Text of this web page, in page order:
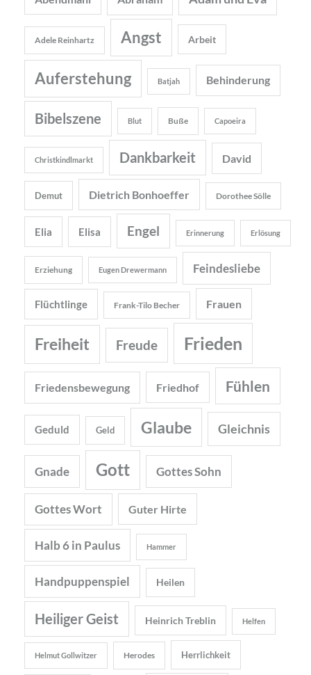
Adele Reinhartz Angst Arbeit
Auferstehung Batjah Behinderung
Bibelszene Blut Buße Capoeira
Christkindlmarkt Dankbarkeit David
Demut Dietrich Bonhoeffer Dorothee Sölle
Elia Elisa Engel Erinnerung Erlösung
Erziehung Eugen Drewermann Feindesliebe
Flüchtlinge Frank-Tilo Becher Frauen
Freiheit Freude Frieden
Friedensbewegung Friedhof Fühlen
Geduld Geld Glaube Gleichnis
Gnade Gott Gottes Sohn
Gottes Wort Guter Hirte
Halb 6 in Paulus Hammer
Handpuppenspiel Heilen
Heiliger Geist Heinrich Treblin Helfen
Helmut Gollwitzer Herodes Herrlichkeit